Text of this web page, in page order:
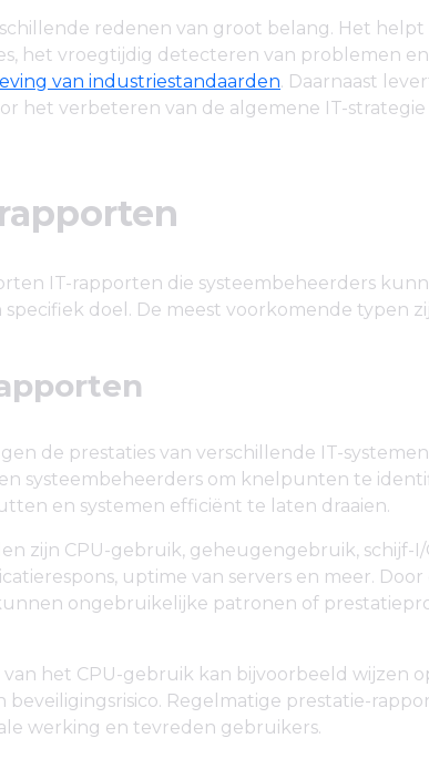
redenen van groot belang. Het helpt
het vroegtijdig detecteren van problemen
van industriestandaarden. Daarnaast
het verbeteren van de algemene IT-strategie
IT-rapporten die systeembeheerders
doel. De meest voorkomende typen
de prestaties van verschillende IT-
systeembeheerders om knelpunten te
en systemen efficiënt te laten draaien.
zijn CPU-gebruik, geheugengebruik, schijf-I/
uptime van servers en meer. Door
ongebruikelijke patronen of
het CPU-gebruik kan bijvoorbeeld wijzen
beveiligingsrisico. Regelmatige prestatie-
werking en tevreden gebruikers.